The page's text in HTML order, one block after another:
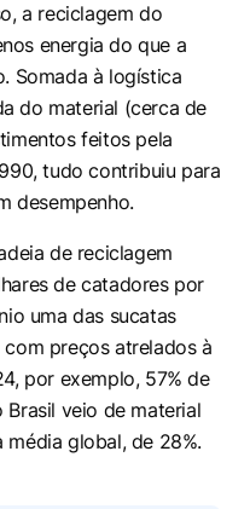
a reciclagem do
energia do que a
Somada à logística
do material (cerca de
feitos pela
tudo contribuiu para
desempenho.
de reciclagem
de catadores por
uma das sucatas
preços atrelados à
por exemplo, 57% de
veio de material
global, de 28%.